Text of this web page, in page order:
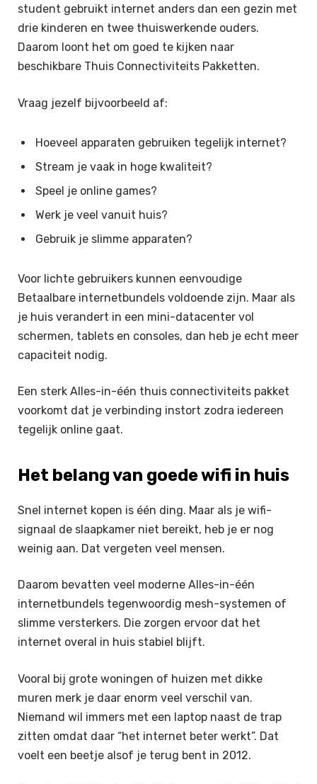
student gebruikt internet anders dan een gezin met
drie kinderen en twee thuiswerkende ouders.
Daarom loont het om goed te kijken naar
beschikbare Thuis Connectiviteits Pakketten.
Vraag jezelf bijvoorbeeld af:
Hoeveel apparaten gebruiken tegelijk internet?
Stream je vaak in hoge kwaliteit?
Speel je online games?
Werk je veel vanuit huis?
Gebruik je slimme apparaten?
Voor lichte gebruikers kunnen eenvoudige
Betaalbare internetbundels voldoende zijn. Maar als
je huis verandert in een mini-datacenter vol
schermen, tablets en consoles, dan heb je echt meer
capaciteit nodig.
Een sterk Alles-in-één thuis connectiviteits pakket
voorkomt dat je verbinding instort zodra iedereen
tegelijk online gaat.
Het belang van goede wifi in huis
Snel internet kopen is één ding. Maar als je wifi-
signaal de slaapkamer niet bereikt, heb je er nog
weinig aan. Dat vergeten veel mensen.
Daarom bevatten veel moderne Alles-in-één
internetbundels tegenwoordig mesh-systemen of
slimme versterkers. Die zorgen ervoor dat het
internet overal in huis stabiel blijft.
Vooral bij grote woningen of huizen met dikke
muren merk je daar enorm veel verschil van.
Niemand wil immers met een laptop naast de trap
zitten omdat daar “het internet beter werkt”. Dat
voelt een beetje alsof je terug bent in 2012.